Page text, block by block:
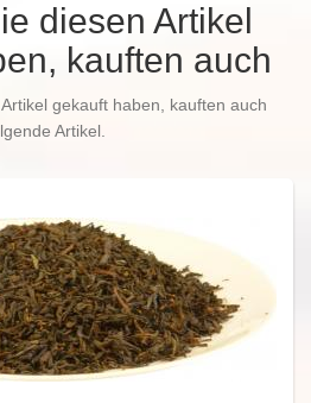
diesen Artikel
kauften auch
gekauft haben, kauften auch
Artikel.